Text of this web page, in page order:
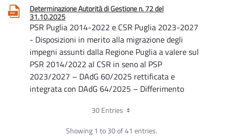
Determinazione Autorità di Gestione n. 72 del
31.10.2025
PSR Puglia 2014-2022 e CSR Puglia 2023-2027
- Disposizioni in merito alla migrazione degli
impegni assunti dalla Regione Puglia a valere sul
PSR 2014/2022 al CSR in seno al PSP
2023/2027 – DAdG 60/2025 rettificata e
integrata con DAdG 64/2025 – Differimento
30 Entries
Showing 1 to 30 of 41 entries.